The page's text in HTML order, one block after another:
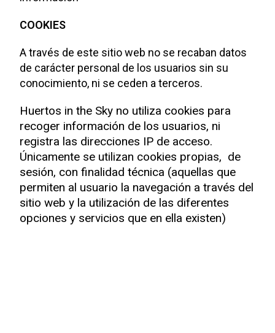
COOKIES
A través de este sitio web no se recaban datos
de carácter personal de los usuarios sin su
conocimiento, ni se ceden a terceros.
Huertos in the Sky no utiliza cookies para
recoger información de los usuarios, ni
registra las direcciones IP de acceso.
Únicamente se utilizan cookies propias, de
sesión, con finalidad técnica (aquellas que
permiten al usuario la navegación a través del
sitio web y la utilización de las diferentes
opciones y servicios que en ella existen)